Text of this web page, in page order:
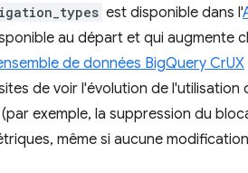
est disponible dans l'
au départ et qui augmente
de données BigQuery CrUX
de voir l'évolution de
exemple, la suppression du
même si aucune